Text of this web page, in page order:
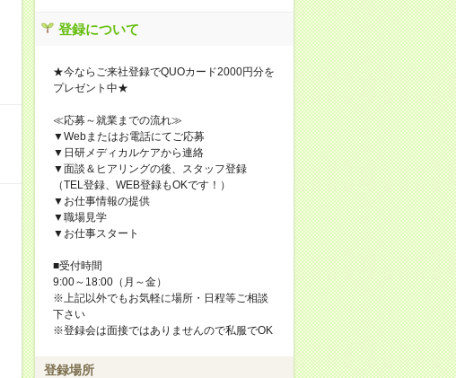
登録について
★今ならご来社登録でQUOカード2000円分を
プレゼント中★
≪応募～就業までの流れ≫
▼Webまたはお電話にてご応募
▼日研メディカルケアから連絡
▼面談＆ヒアリングの後、スタッフ登録
（TEL登録、WEB登録もOKです！）
▼お仕事情報の提供
▼職場見学
▼お仕事スタート
■受付時間
9:00～18:00（月～金）
※上記以外でもお気軽に場所・日程等ご相談
下さい
※登録会は面接ではありませんので私服でOK
登録場所